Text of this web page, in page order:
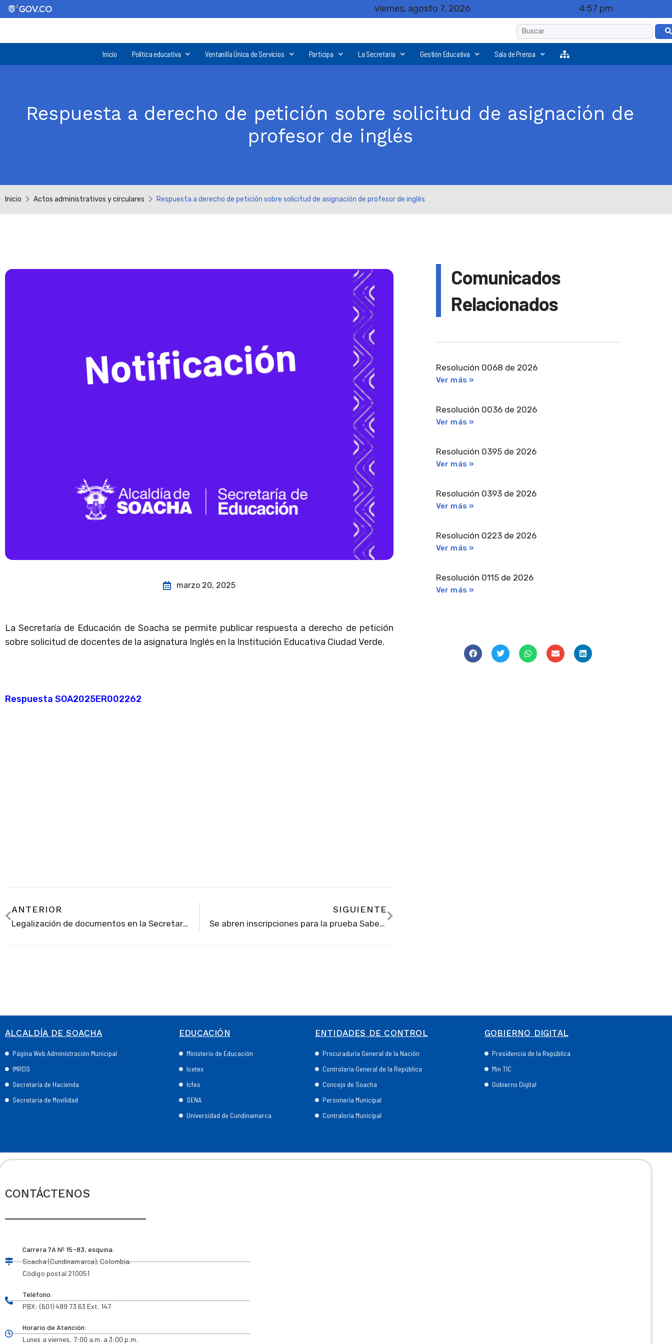
viernes, agosto 7, 2026 4:57 pm
Inicio Política educativa Ventanilla Única de Servicios Participa La Secretaría Gestión Educativa Sala de Prensa
Respuesta a derecho de petición sobre solicitud de asignación de
profesor de inglés
Inicio Actos administrativos y circulares Respuesta a derecho de petición sobre solicitud de asignación de profesor de inglés
marzo 20, 2025
La Secretaría de Educación de Soacha se permite publicar respuesta a derecho de petición
sobre solicitud de docentes de la asignatura Inglés en la Institución Educativa Ciudad Verde.
Respuesta SOA2025ER002262
ANTERIOR
Legalización de documentos en la Secretaría de Educación. Respuesta a anónimo
SIGUIENTE
Se abren inscripciones para la prueba Saber 11 que se realizará el 10 de agosto
Comunicados
Relacionados
Resolución 0068 de 2026
Ver más »
Resolución 0036 de 2026
Ver más »
Resolución 0395 de 2026
Ver más »
Resolución 0393 de 2026
Ver más »
Resolución 0223 de 2026
Ver más »
Resolución 0115 de 2026
Ver más »
ALCALDÍA DE SOACHA
Página Web Administración Municipal
IMRDS
Secretaría de Hacienda
Secretaría de Movilidad
EDUCACIÓN
Ministerio de Educación
Icetex
Icfes
SENA
Universidad de Cundinamarca
ENTIDADES DE CONTROL
Procuraduría General de la Nación
Controlaría General de la República
Concejo de Soacha
Personería Municipal
Contraloría Municipal
GOBIERNO DIGITAL
Presidencia de la República
Min TIC
Gobierno Digital
CONTÁCTENOS
Carrera 7A Nº 15-83, esquina.
Soacha (Cundinamarca), Colombia.
Código postal 210051
Teléfono.
PBX: (601) 489 73 63 Ext. 147
Horario de Atención:
Lunes a viernes, 7:00 a.m. a 3:00 p.m.